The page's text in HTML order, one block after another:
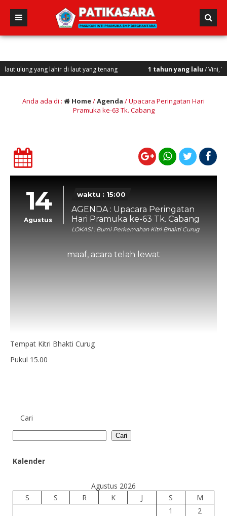
yang lahir di laut yang tenang 1 tahun yang lalu/ Vini, Vidi, Vici
Anda ada di : Home/Agenda /Upacara Peringatan Hari
Pramuka ke-63 Tk. Cabang
14
Agustus
waktu : 15:00
AGENDA : Upacara Peringatan
Hari Pramuka ke-63 Tk. Cabang
LOKASI : Bumi Perkemahan Kitri Bhakti Curug
maaf, acara telah lewat
Tempat Kitri Bhakti Curug
Pukul 15.00
Cari
Cari
Kalender
Agustus 2026
S
S R K J S
M
1
2